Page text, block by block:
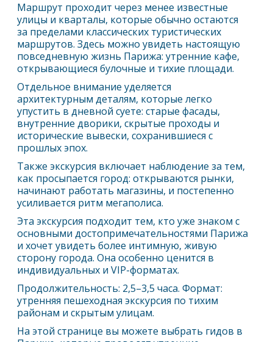
Маршрут проходит через менее известные
улицы и кварталы, которые обычно остаются
за пределами классических туристических
маршрутов. Здесь можно увидеть настоящую
повседневную жизнь Парижа: утренние кафе,
открывающиеся булочные и тихие площади.
Отдельное внимание уделяется
архитектурным деталям, которые легко
упустить в дневной суете: старые фасады,
внутренние дворики, скрытые проходы и
исторические вывески, сохранившиеся с
прошлых эпох.
Также экскурсия включает наблюдение за тем,
как просыпается город: открываются рынки,
начинают работать магазины, и постепенно
усиливается ритм мегаполиса.
Эта экскурсия подходит тем, кто уже знаком с
основными достопримечательностями Парижа
и хочет увидеть более интимную, живую
сторону города. Она особенно ценится в
индивидуальных и VIP-форматах.
Продолжительность: 2,5–3,5 часа. Формат:
утренняя пешеходная экскурсия по тихим
районам и скрытым улицам.
На этой странице вы можете выбрать гидов в